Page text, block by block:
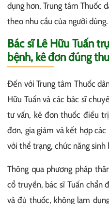
dụng hơn, Trung tâm Thuốc
theo nhu cầu của người dùng.
Bác sĩ Lê Hữu Tuấn
bệnh, kê đơn đúng
Đến với Trung tâm Thuốc
Hữu Tuấn và các bác sĩ
tư vấn, kê đơn thuốc điều
đơn, gia giảm và kết hợp
với thể trạng, chức năng sinh
Thông qua phương pháp
cổ truyền, bác sĩ Tuấn chẩn
và đủ thuốc, không lạm